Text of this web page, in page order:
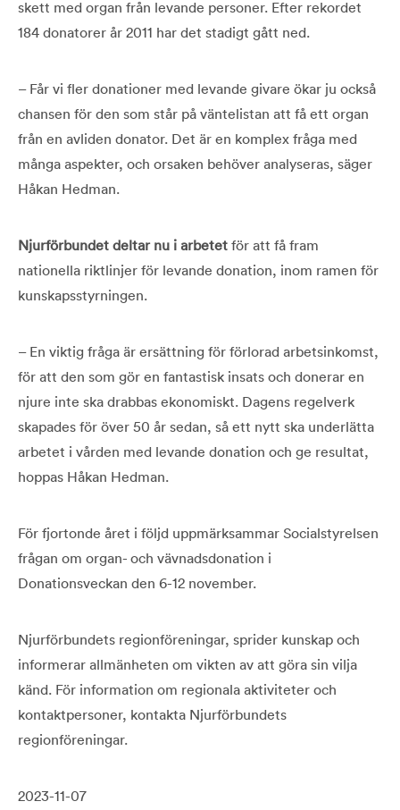
skett med organ från levande personer. Efter rekordet
184 donatorer år 2011 har det stadigt gått ned.
– Får vi fler donationer med levande givare ökar ju också
chansen för den som står på väntelistan att få ett organ
från en avliden donator. Det är en komplex fråga med
många aspekter, och orsaken behöver analyseras, säger
Håkan Hedman.
Njurförbundet deltar nu i arbetet för att få fram
nationella riktlinjer för levande donation, inom ramen för
kunskapsstyrningen.
– En viktig fråga är ersättning för förlorad arbetsinkomst,
för att den som gör en fantastisk insats och donerar en
njure inte ska drabbas ekonomiskt. Dagens regelverk
skapades för över 50 år sedan, så ett nytt ska underlätta
arbetet i vården med levande donation och ge resultat,
hoppas Håkan Hedman.
För fjortonde året i följd uppmärksammar Socialstyrelsen
frågan om organ- och vävnadsdonation i
Donationsveckan den 6-12 november.
Njurförbundets regionföreningar, sprider kunskap och
informerar allmänheten om vikten av att göra sin vilja
känd. För information om regionala aktiviteter och
kontaktpersoner, kontakta Njurförbundets
regionföreningar.
2023-11-07